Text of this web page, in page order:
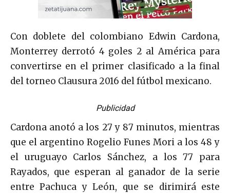
Con doblete del colombiano Edwin Cardona,
Monterrey derrotó 4 goles 2 al América para
convertirse en el primer clasificado a la final
del torneo Clausura 2016 del fútbol mexicano.
Publicidad
Cardona anotó a los 27 y 87 minutos, mientras
que el argentino Rogelio Funes Mori a los 48 y
el uruguayo Carlos Sánchez, a los 77 para
Rayados, que esperan al ganador de la serie
entre Pachuca y León, que se dirimirá este